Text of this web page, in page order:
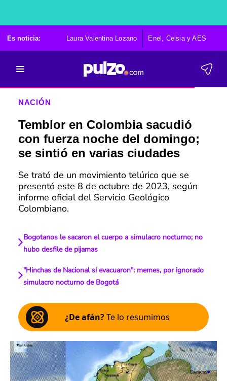
Es noticia: Laura Valentina Lozano Enel, Celsia y AES
NACIÓN
Temblor en Colombia sacudió
con fuerza noche del domingo;
se sintió en varias ciudades
Se trató de un movimiento telúrico que se
presentó este 8 de octubre de 2023, según
informe oficial del Servicio Geológico
Colombiano.
Bogotanos le sacaron el cuerpo a simulacro nocturno; no
hubo desfile de pijamas
"Hinchas de Nacional sí evacuaron": memes, por ignorado
simulacro nocturno de Bogotá
¿De afán?Te lo resumimos